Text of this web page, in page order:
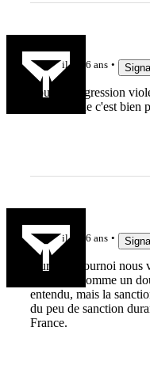
il y a 6 ans
Pour une agression
de juger que c'est bien
il y a 6 ans
Durant le tournoi nous
poste, j'ai comme un
entendu, mais la
du peu de sanction
France.